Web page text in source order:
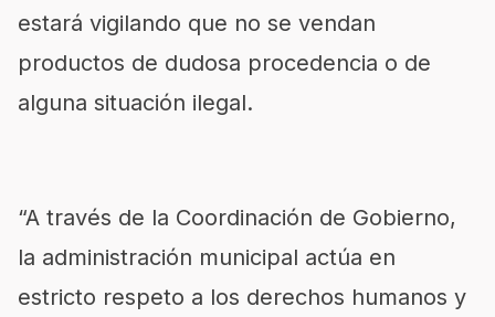
estará vigilando que no se vendan
productos de dudosa procedencia o de
alguna situación ilegal.
“A través de la Coordinación de Gobierno,
la administración municipal actúa en
estricto respeto a los derechos humanos y